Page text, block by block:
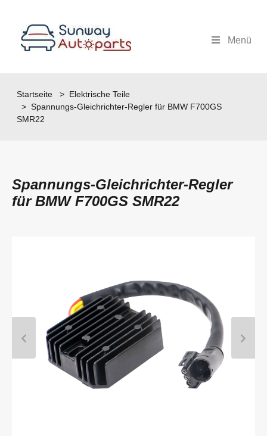
Menü
Startseite >Elektrische Teile
> Spannungs-Gleichrichter-Regler für BMW F700GS
SMR22
Spannungs-Gleichrichter-Regler
für BMW F700GS SMR22